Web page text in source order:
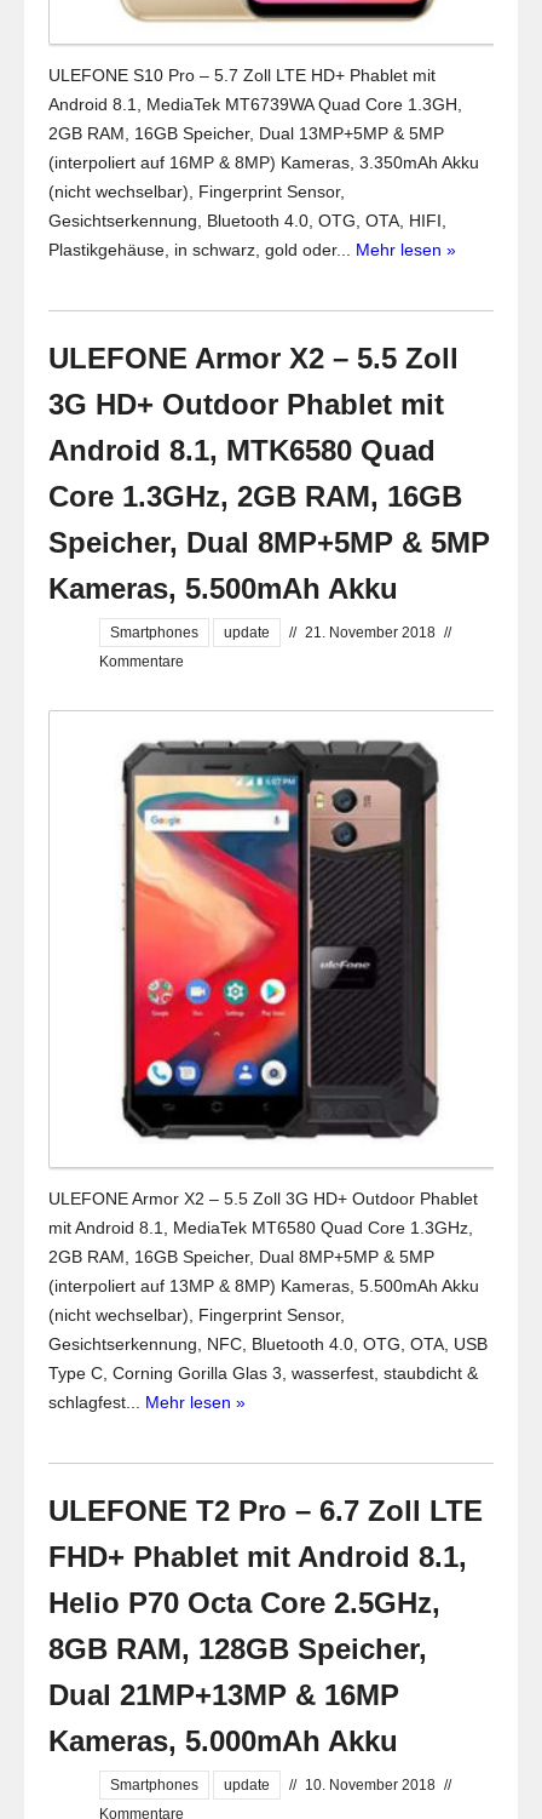
ULEFONE S10 Pro – 5.7 Zoll LTE HD+ Phablet mit
Android 8.1, MediaTek MT6739WA Quad Core 1.3GH,
2GB RAM, 16GB Speicher, Dual 13MP+5MP & 5MP
(interpoliert auf 16MP & 8MP) Kameras, 3.350mAh Akku
(nicht wechselbar), Fingerprint Sensor,
Gesichtserkennung, Bluetooth 4.0, OTG, OTA, HIFI,
Plastikgehäuse, in schwarz, gold oder... Mehr lesen »
ULEFONE Armor X2 – 5.5 Zoll
3G HD+ Outdoor Phablet mit
Android 8.1, MTK6580 Quad
Core 1.3GHz, 2GB RAM, 16GB
Speicher, Dual 8MP+5MP & 5MP
Kameras, 5.500mAh Akku
Smartphones update // 21. November 2018 //
Kommentare
ULEFONE Armor X2 – 5.5 Zoll 3G HD+ Outdoor Phablet
mit Android 8.1, MediaTek MT6580 Quad Core 1.3GHz,
2GB RAM, 16GB Speicher, Dual 8MP+5MP & 5MP
(interpoliert auf 13MP & 8MP) Kameras, 5.500mAh Akku
(nicht wechselbar), Fingerprint Sensor,
Gesichtserkennung, NFC, Bluetooth 4.0, OTG, OTA, USB
Type C, Corning Gorilla Glas 3, wasserfest, staubdicht &
schlagfest... Mehr lesen »
ULEFONE T2 Pro – 6.7 Zoll LTE
FHD+ Phablet mit Android 8.1,
Helio P70 Octa Core 2.5GHz,
8GB RAM, 128GB Speicher,
Dual 21MP+13MP & 16MP
Kameras, 5.000mAh Akku
Smartphones update // 10. November 2018 //
Kommentare